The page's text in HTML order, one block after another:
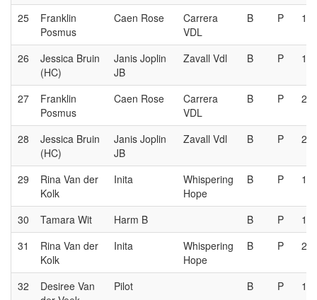
25
Franklin
Posmus
Caen Rose
Carrera
VDL
B P 1e
26
Jessica Bruin
(HC)
Janis Joplin
JB
Zavall Vdl B P 1e
27
Franklin
Posmus
Caen Rose
Carrera
VDL
B P 2e
28
Jessica Bruin
(HC)
Janis Joplin
JB
Zavall Vdl B P 2e
29
Rina Van der
Kolk
Inita
Whispering
Hope
B P 1e
30 Tamara Wit Harm B B P
1e
31
Rina Van der
Kolk
Inita
Whispering
Hope
B P 2e
32
Desiree Van
Pilot B P 1e